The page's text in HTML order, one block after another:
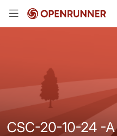
CSC-20-10-24 -A